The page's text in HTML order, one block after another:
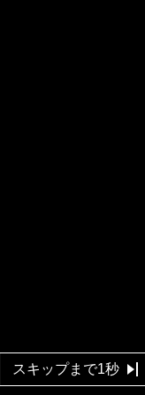
スキップまで1秒